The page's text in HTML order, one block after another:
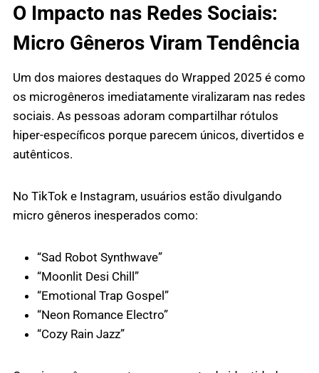
O Impacto nas Redes Sociais:
Micro Gêneros Viram Tendência
Um dos maiores destaques do Wrapped 2025 é como
os microgêneros imediatamente viralizaram nas redes
sociais. As pessoas adoram compartilhar rótulos
hiper-específicos porque parecem únicos, divertidos e
autênticos.
No TikTok e Instagram, usuários estão divulgando
micro gêneros inesperados como:
“Sad Robot Synthwave”
“Moonlit Desi Chill”
“Emotional Trap Gospel”
“Neon Romance Electro”
“Cozy Rain Jazz”